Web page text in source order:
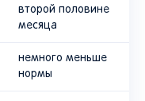
второй половине
месяца
немного меньше
нормы